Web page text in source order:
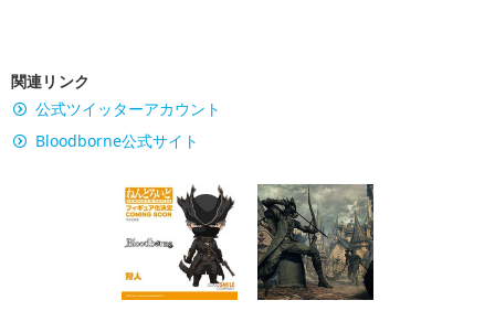
関連リンク
公式ツイッターアカウント
Bloodborne公式サイト